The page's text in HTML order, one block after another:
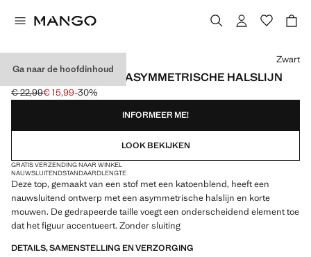
Ga naar de hoofdinhoud
KATOENEN TOP MET ASYMMETRISCHE HALSLIJN
Oorspronkelijke prijs doorgehaald [€ 22,99 ]
€ 22,99
Huidige prijs [€ 15,99 ]
€ 15,99-30%
Kies een kleur
Zwart
INFORMEER ME!
LOOK BEKIJKEN
GRATIS VERZENDING NAAR WINKEL
NAUWSLUITENDSTANDAARDLENGTE
Deze top, gemaakt van een stof met een katoenblend, heeft een
nauwsluitend ontwerp met een asymmetrische halslijn en korte
mouwen. De gedrapeerde taille voegt een onderscheidend element toe
dat het figuur accentueert. Zonder sluiting
DETAILS, SAMENSTELLING EN VERZORGING